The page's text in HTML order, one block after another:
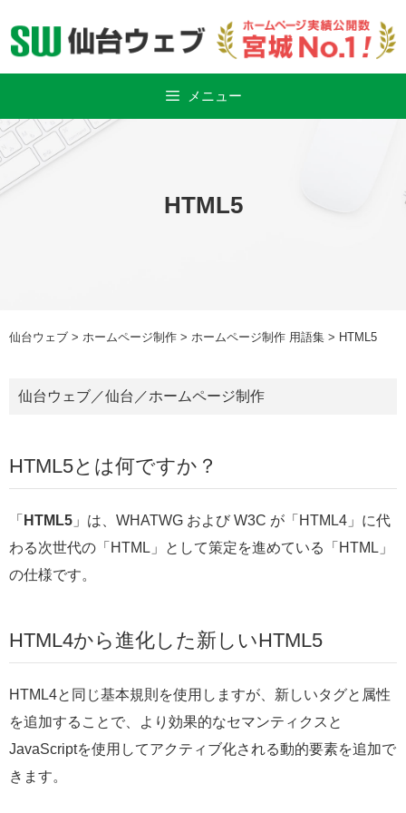
メニュー
HTML5
仙台ウェブ > ホームページ制作 > ホームページ制作 用語集 > HTML5
仙台ウェブ ／仙台 ／ホームページ制作
HTML5とは何ですか？
「 HTML5 」は、 WHATWG および W3C が「HTML4」に代
わる次世代の「HTML」として策定を進めている「HTML」
の仕様です。
HTML4から進化した新しいHTML5
HTML4と同じ基本規則を使用しますが、新しいタグと属性
を追加することで、より効果的なセマンティクスと
JavaScriptを使用してアクティブ化される動的要素を追加で
きます。